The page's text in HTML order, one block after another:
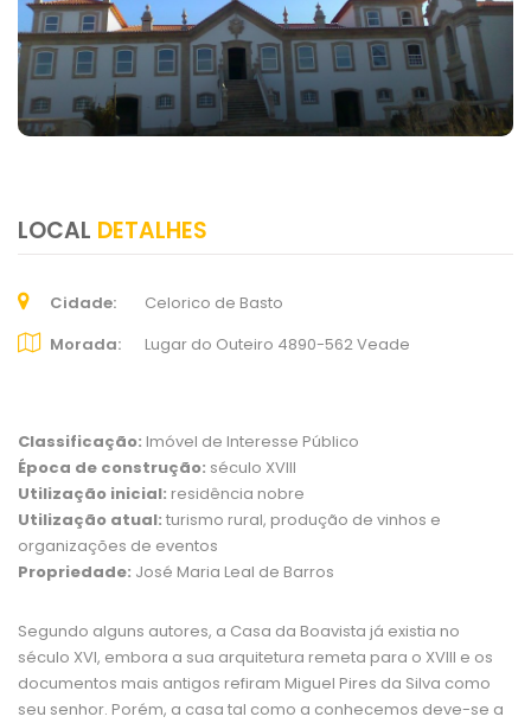
LOCAL DETALHES
Cidade
Celorico de Basto
Morada
Lugar do Outeiro 4890-562 Veade
Classificação: Imóvel de Interesse Público
Época de construção: século XVIII
Utilização inicial: residência nobre
Utilização atual: turismo rural, produção de vinhos e
organizações de eventos
Propriedade: José Maria Leal de Barros
Segundo alguns autores, a Casa da Boavista já existia no
século XVI, embora a sua arquitetura remeta para o XVIII e os
documentos mais antigos refiram Miguel Pires da Silva como
seu senhor. Porém, a casa tal como a conhecemos deve-se a